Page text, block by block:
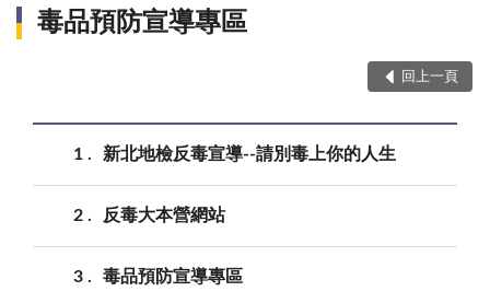
毒品預防宣導專區
回上一頁
1 新北地檢反毒宣導--請別毒上你的人生
2 反毒大本營網站
3 毒品預防宣導專區